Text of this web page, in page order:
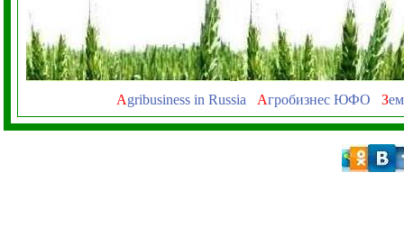
Agribusiness in Russia Агробизнес ЮФО З